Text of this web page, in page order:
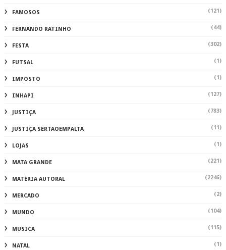
FAMOSOS (121)
FERNANDO RATINHO (44)
FESTA (302)
FUTSAL (1)
IMPOSTO (1)
INHAPI (127)
JUSTIÇA (783)
JUSTIÇA SERTAOEMPALTA (11)
LOJAS (1)
MATA GRANDE (221)
MATÉRIA AUTORAL (2246)
MERCADO (2)
MUNDO (104)
MUSICA (115)
NATAL (1)